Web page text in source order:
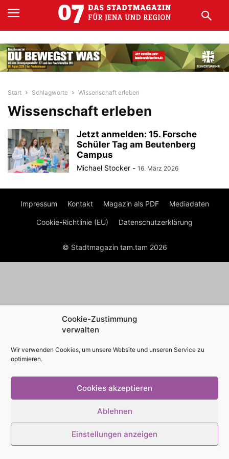
Cookie-Zustimmung
verwalten
Wir verwenden Cookies, um unsere Website und unseren Service zu
optimieren.
Cookies akzeptieren
Ablehnen
Einstellungen anzeigen
Start Schlagworte Wissenschaft erleben
Wissenschaft erleben
Jetzt anmelden: 15. Forsche
Schüler Tag am Beutenberg
Campus
Michael Stocker - 16. März 2026
Impressum Kontakt Magazin als PDF Mediadaten
Cookie-Richtlinie (EU) Datenschutzerklärung
© Stadtmagazin tam.tam 2026